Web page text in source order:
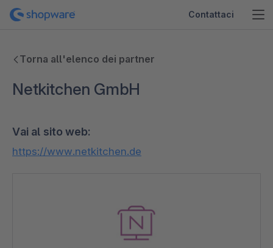
Contattaci
Torna all'elenco dei partner
Netkitchen GmbH
Vai al sito web:
https://www.netkitchen.de